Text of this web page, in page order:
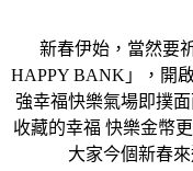
新春伊始，當然要
HAPPY BANK」，開
強幸福快樂氣場即撲
收藏的幸福 快樂金幣
大家今個新春